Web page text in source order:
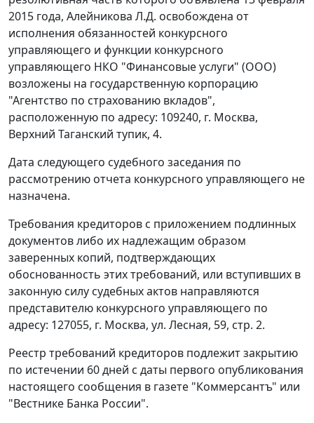
2015 года, Алейникова Л.Д. освобождена от
исполнения обязанностей конкурсного
управляющего и функции конкурсного
управляющего НКО "Финансовые услуги" (ООО)
возложены на государственную корпорацию
"Агентство по страхованию вкладов",
расположенную по адресу: 109240, г. Москва,
Верхний Таганский тупик, 4.
Дата следующего судебного заседания по
рассмотрению отчета конкурсного управляющего не
назначена.
Требования кредиторов с приложением подлинных
документов либо их надлежащим образом
заверенных копий, подтверждающих
обоснованность этих требований, или вступивших в
законную силу судебных актов направляются
представителю конкурсного управляющего по
адресу: 127055, г. Москва, ул. Лесная, 59, стр. 2.
Реестр требований кредиторов подлежит закрытию
по истечении 60 дней с даты первого опубликования
настоящего сообщения в газете "Коммерсантъ" или
"Вестнике Банка России".